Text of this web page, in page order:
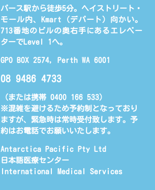
パース駅から徒歩5分。ヘイストリート・
モール内、Kmart（デパート）向かい。
713番地のビルの奥右手にあるエレベー
ターでLevel 1へ。
GPO BOX 2574, Perth WA 6001
08 9486 4733
（または携帯 0400 166 533)
※混雑を避けるため予約制となっており
ますが、緊急時は常時受付致します。予
約はお電話でお願いいたします。
Antarctica Pacific Pty Ltd
日本語医療センター
International Medical Services